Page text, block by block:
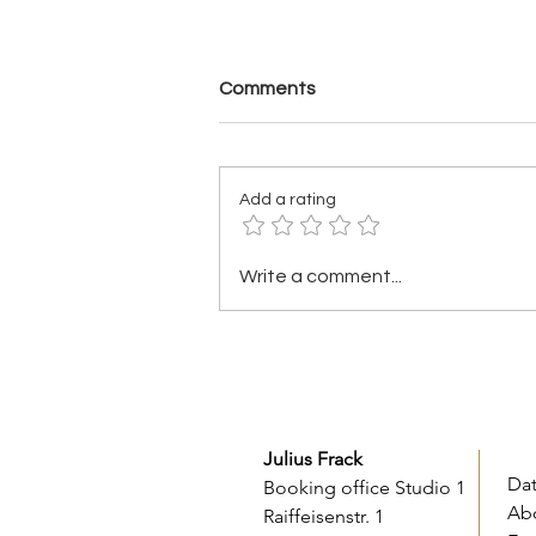
What Does a Professional
Comments
Add a rating
Write a comment...
Julius Frack
Booking office Studio 1
Raiffeisenstr. 1